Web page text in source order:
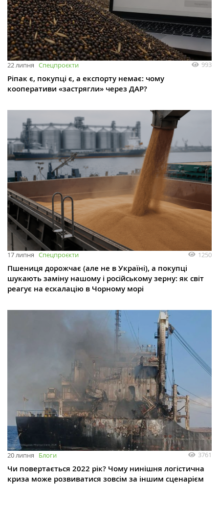
22 липня Спецпроєкти 993
Ріпак є, покупці є, а експорту немає: чому
кооперативи «застрягли» через ДАР?
17 липня Спецпроєкти 1250
Пшениця дорожчає (але не в Україні), а покупці
шукають заміну нашому і російському зерну: як світ
реагує на ескалацію в Чорному морі
20 липня Блоги 3761
Чи повертається 2022 рік? Чому нинішня логістична
криза може розвиватися зовсім за іншим сценарієм